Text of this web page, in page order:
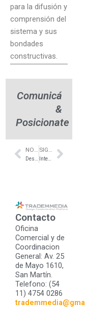
para la difusión y
comprensión del
sistema y sus
bondades
constructivas.
Comunicá
&
Posicionate
Prev
NOTA ANTERIOR SIGUIENTE NOTA Next
Contacto
Oficina
Comercial y de
Coordinacion
General: Av. 25
de Mayo 1610,
San Martín.
Telefono: (54
11) 4754 0286